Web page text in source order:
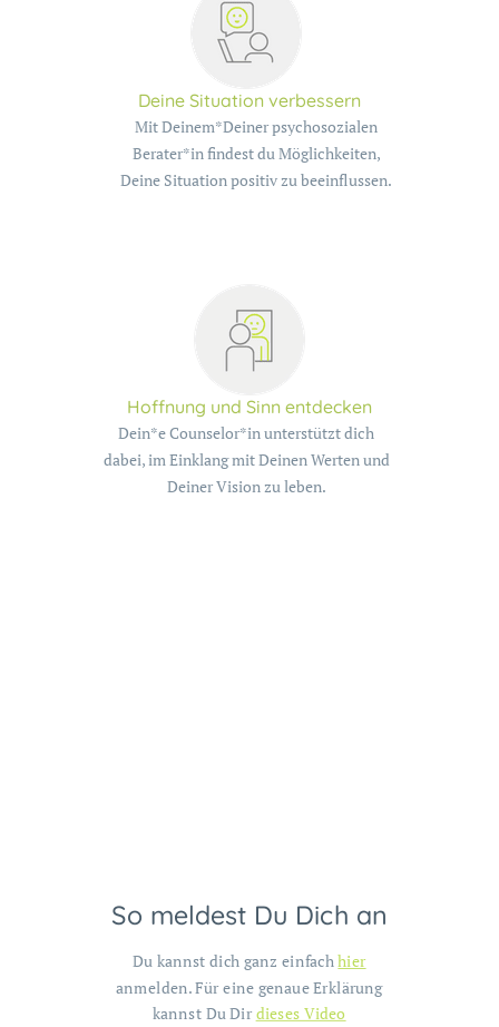
Deine Situation verbessern
Mit Deinem*Deiner psychosozialen
Berater*in findest du Möglichkeiten,
Deine Situation positiv zu beeinflussen.
Hoffnung und Sinn entdecken
Dein*e Counselor*in unterstützt dich
dabei, im Einklang mit Deinen Werten und
Deiner Vision zu leben.
So meldest Du Dich an
Du kannst dich ganz einfachhier
anmelden. Für eine genaue Erklärung
kannst Du Dir dieses Video